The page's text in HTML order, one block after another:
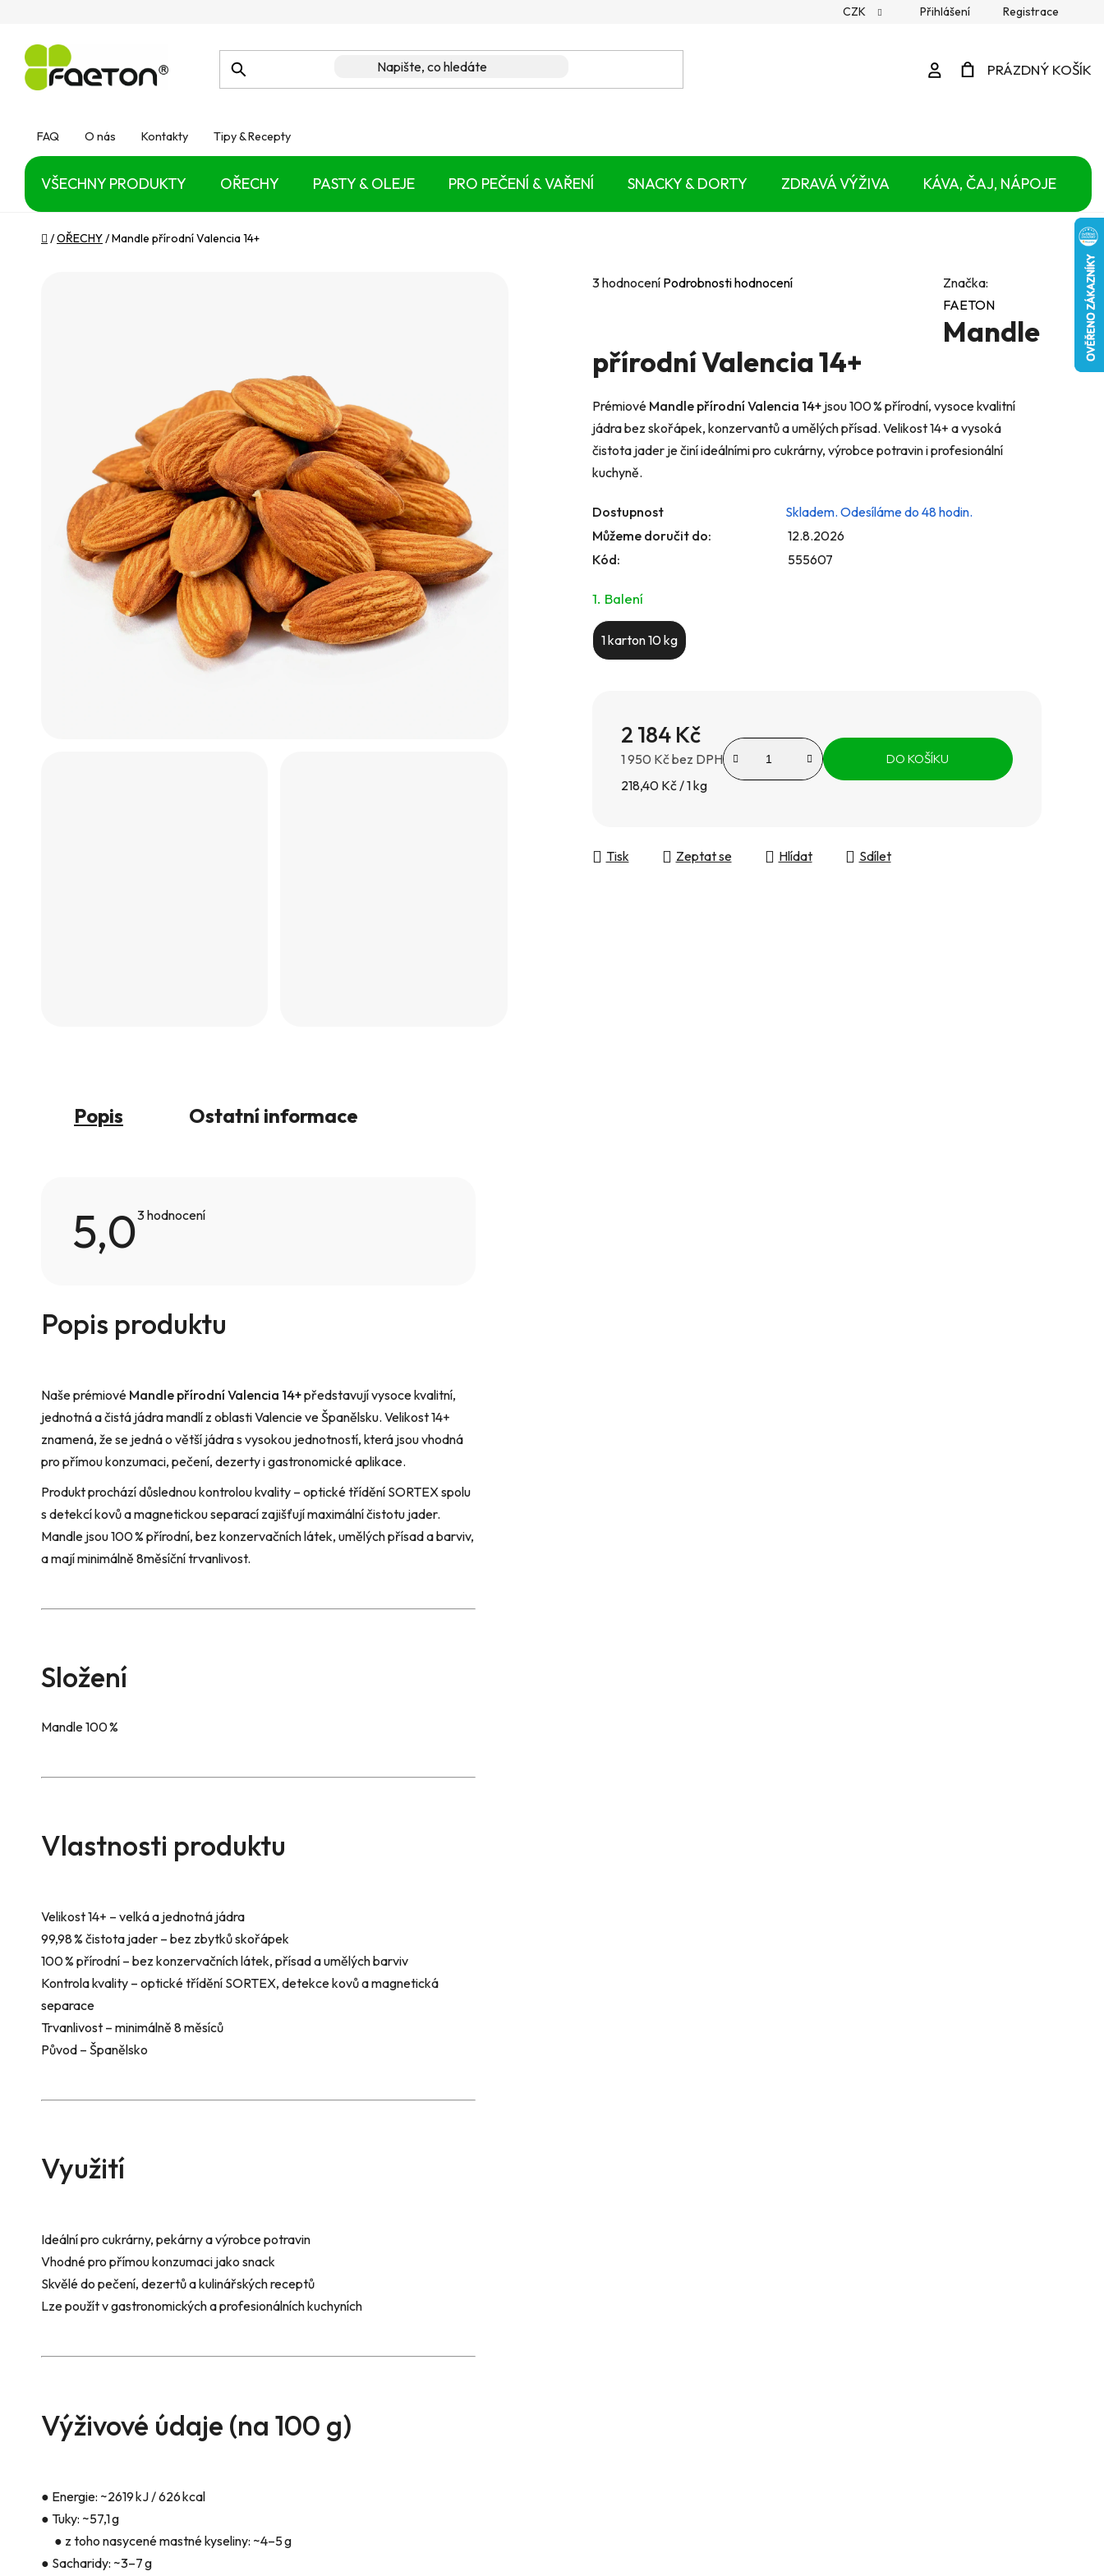
obsah
CZK Přihlášení Registrace
PřihlášeníPRÁZDNÝ KOŠÍK
VŠECHNY PRODUKTY OŘECHY PASTY & OLEJE PRO PEČENÍ & VAŘENÍ SNACKY & DORTY ZDRAVÁ VÝŽIVA KÁVA, ČAJ, NÁPOJE
FAQ O nás Kontakty Tipy & Recepty
Domů
/OŘECHY/Mandle přírodní Valencia 14+
Průměrné
5,0
5
hvězdiček.
3 hodnocení Podrobnosti hodnocení
Značka:
FAETON
Mandle
přírodní Valencia 14+
Prémiové Mandle přírodní Valencia 14+jsou 100 % přírodní, vysoce kvalitní
jádra bez skořápek, konzervantů a umělých přísad. Velikost 14+ a vysoká
čistota jader je činí ideálními pro cukrárny, výrobce potravin i profesionální
kuchyně.
Dostupnost
Skladem. Odesíláme do 48 hodin.
Můžeme doručit do:
12.8.2026
Kód:
555607
1. Balení
1 karton 10 kg
2 184 Kč
1 950 Kč bez DPH
Měrná cena:
218,40 Kč / 1 kg
DO KOŠÍKU
Tisk Zeptat se Hlídat Sdílet
Popis Ostatní informace
5,0Průměrné
3 hodnocení
Popis produktu
Naše prémiové Mandle přírodní Valencia 14+představují vysoce kvalitní,
jednotná a čistá jádra mandlí z oblasti Valencie ve Španělsku. Velikost 14+
znamená, že se jedná o větší jádra s vysokou jednotností, která jsou vhodná
pro přímou konzumaci, pečení, dezerty i gastronomické aplikace.
Produkt prochází důslednou kontrolou kvality – optické třídění SORTEX spolu
s detekcí kovů a magnetickou separací zajišťují maximální čistotu jader.
Mandle jsou 100 % přírodní, bez konzervačních látek, umělých přísad a barviv,
a mají minimálně 8měsíční trvanlivost.
Složení
Mandle 100 %
Vlastnosti produktu
Velikost 14+ – velká a jednotná jádra
99,98 % čistota jader – bez zbytků skořápek
100 % přírodní – bez konzervačních látek, přísad a umělých barviv
Kontrola kvality – optické třídění SORTEX, detekce kovů a magnetická
separace
Trvanlivost – minimálně 8 měsíců
Původ – Španělsko
Využití
Ideální pro cukrárny, pekárny a výrobce potravin
Vhodné pro přímou konzumaci jako snack
Skvělé do pečení, dezertů a kulinářských receptů
Lze použít v gastronomických a profesionálních kuchyních
Výživové údaje (na 100 g)
● Energie: ~2619 kJ / 626 kcal
● Tuky: ~57,1 g
● z toho nasycené mastné kyseliny: ~4–5 g
● Sacharidy: ~3–7 g